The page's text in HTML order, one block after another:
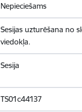
Nepieciešams
Sesijas uzturēšana no
viedokļa.
Sesija
TS01c44137